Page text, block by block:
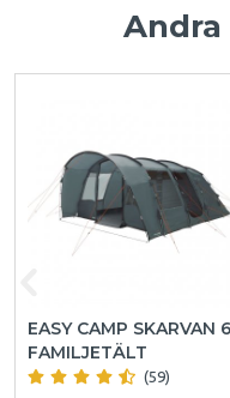
EASY CAMP SKARVAN 6
FAMILJETÄLT
(59)